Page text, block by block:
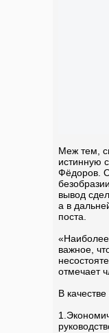
Меж тем,
истинную
Фёдоров.
вывод
а в
поста.
важное,
отмечает
В